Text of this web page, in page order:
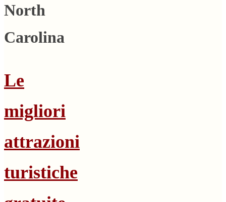
North
Carolina
Le
migliori
attrazioni
turistiche